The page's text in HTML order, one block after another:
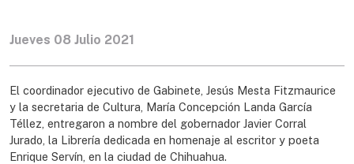
Jueves 08 Julio 2021
El coordinador ejecutivo de Gabinete, Jesús Mesta Fitzmaurice
y la secretaria de Cultura, María Concepción Landa García
Téllez, entregaron a nombre del gobernador Javier Corral
Jurado, la Librería dedicada en homenaje al escritor y poeta
Enrique Servín, en la ciudad de Chihuahua.